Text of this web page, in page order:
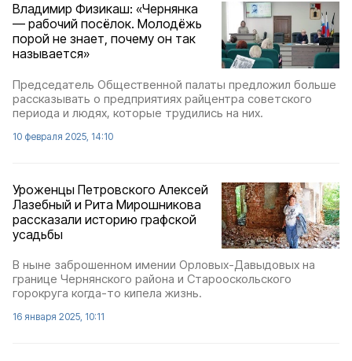
Владимир Физикаш: «Чернянка
— рабочий посёлок. Молодёжь
порой не знает, почему он так
называется»
Председатель Общественной палаты предложил больше
рассказывать о предприятиях райцентра советского
периода и людях, которые трудились на них.
10 февраля 2025, 14:10
Уроженцы Петровского Алексей
Лазебный и Рита Мирошникова
рассказали историю графской
усадьбы
В ныне заброшенном имении Орловых-Давыдовых на
границе Чернянского района и Старооскольского
горокруга когда-то кипела жизнь.
16 января 2025, 10:11